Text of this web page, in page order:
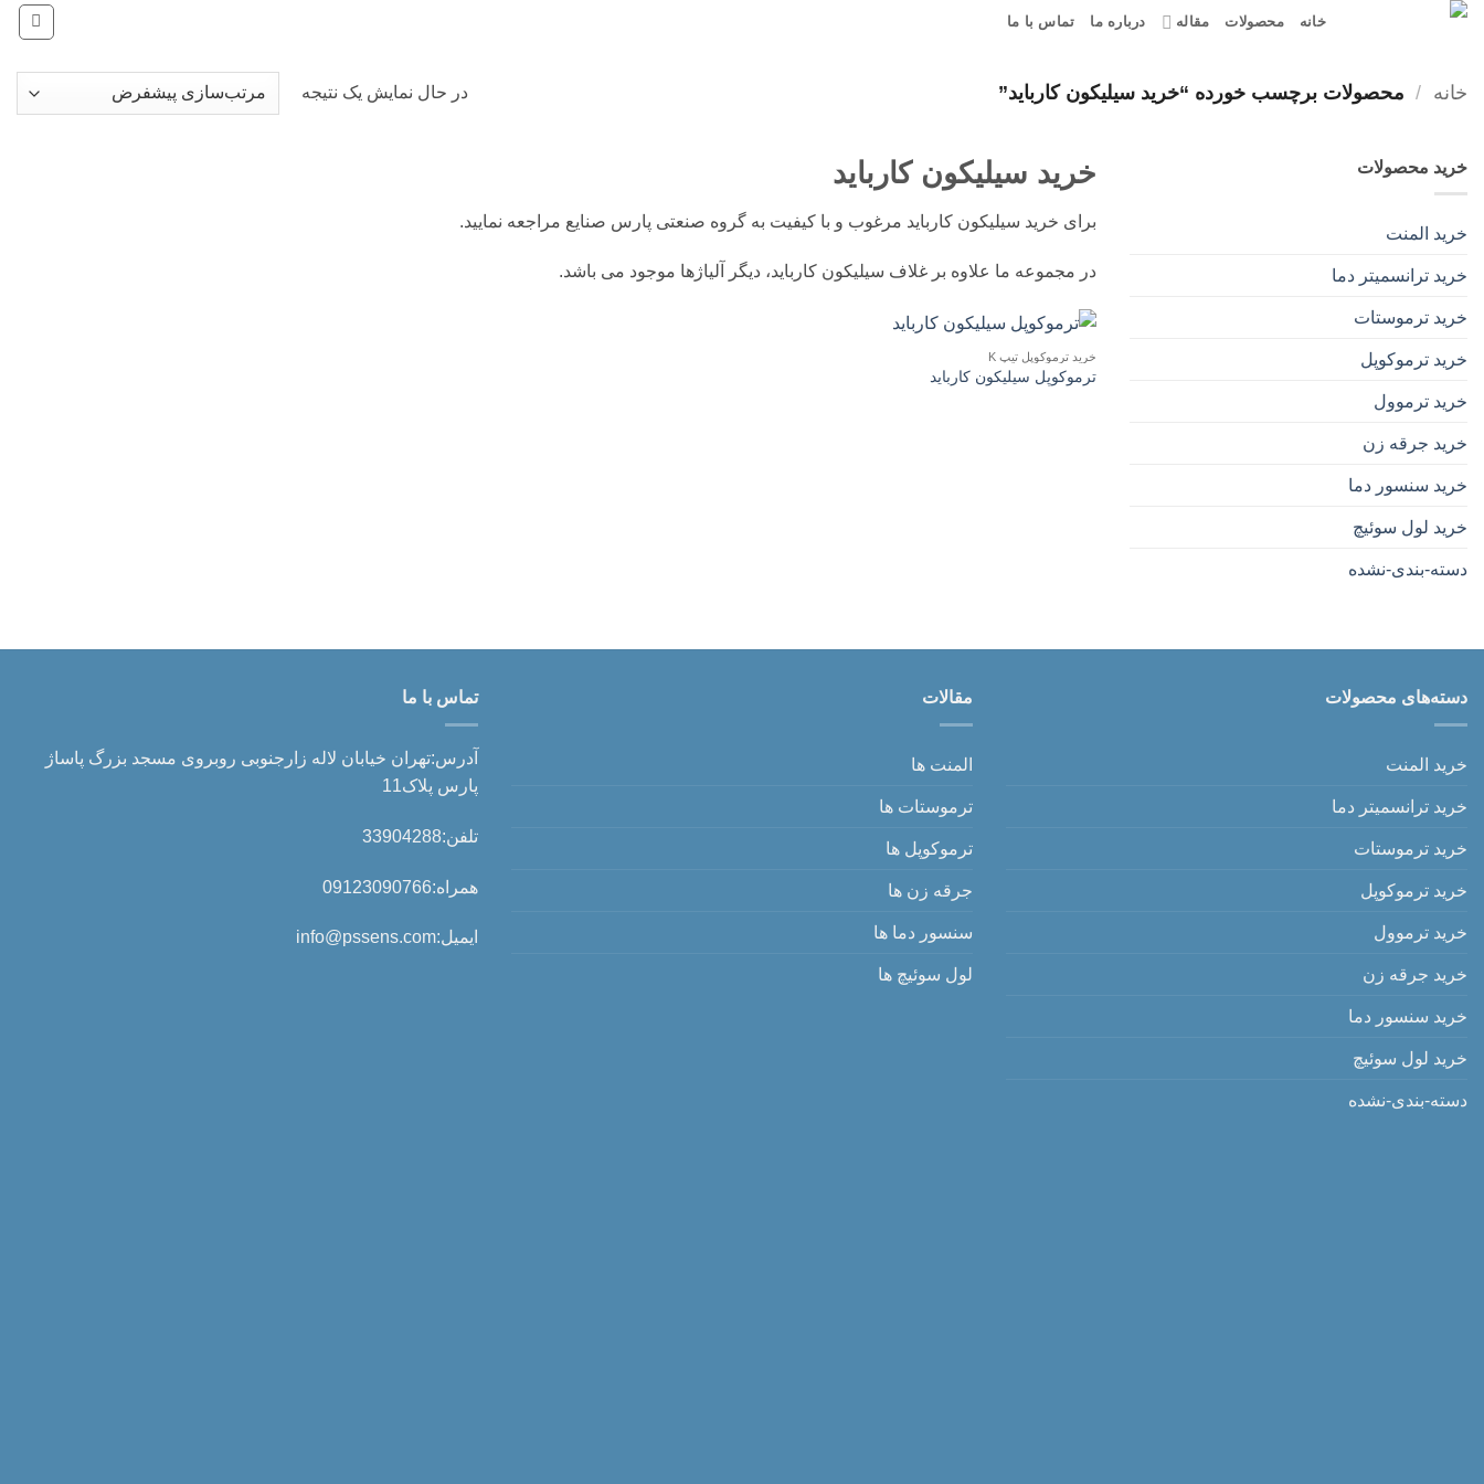
Skip
خانه محصولات مقاله درباره ما تماس با ما
خانه / محصولات برچسب خورده “خرید سیلیکون کارباید” در حال نمایش یک نتیجه
خرید محصولات
خرید المنت
خرید ترانسمیتر دما
خرید ترموستات
خرید ترموکوپل
خرید ترموول
خرید جرقه زن
خرید سنسور دما
خرید لول سوئیچ
دسته-بندی-نشده
خرید سیلیکون کارباید
برای خرید سیلیکون کارباید مرغوب و با کیفیت به گروه صنعتی پارس صنایع مراجعه نمایید.
در مجموعه ما علاوه بر غلاف سیلیکون کارباید، دیگر آلیاژها موجود می باشد.
خرید ترموکوپل تیپ K
ترموکوپل سیلیکون کارباید
دسته‌های محصولات
خرید المنت
خرید ترانسمیتر دما
خرید ترموستات
خرید ترموکوپل
خرید ترموول
خرید جرقه زن
خرید سنسور دما
خرید لول سوئیچ
دسته-بندی-نشده
مقالات
المنت ها
ترموستات ها
ترموکوپل ها
جرقه زن ها
سنسور دما ها
لول سوئیچ ها
تماس با ما
آدرس:تهران خیابان لاله زارجنوبی روبروی مسجد بزرگ پاساژ
پارس پلاک11
تلفن:33904288
همراه:09123090766
ایمیل:info@pssens.com